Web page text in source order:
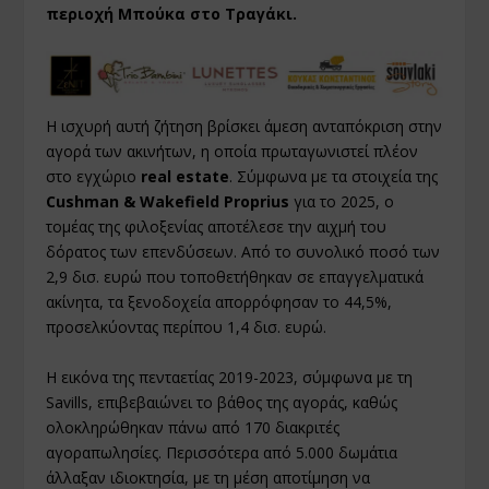
περιοχή Μπούκα στο Τραγάκι.
Η ισχυρή αυτή ζήτηση βρίσκει άμεση ανταπόκριση στην
αγορά των ακινήτων, η οποία πρωταγωνιστεί πλέον
στο εγχώριο real estate. Σύμφωνα με τα στοιχεία της
Cushman & Wakefield Proprius για το 2025, ο
τομέας της φιλοξενίας αποτέλεσε την αιχμή του
δόρατος των επενδύσεων. Από το συνολικό ποσό των
2,9 δισ. ευρώ που τοποθετήθηκαν σε επαγγελματικά
ακίνητα, τα ξενοδοχεία απορρόφησαν το 44,5%,
προσελκύοντας περίπου 1,4 δισ. ευρώ.
Η εικόνα της πενταετίας 2019-2023, σύμφωνα με τη
Savills, επιβεβαιώνει το βάθος της αγοράς, καθώς
ολοκληρώθηκαν πάνω από 170 διακριτές
αγοραπωλησίες. Περισσότερα από 5.000 δωμάτια
άλλαξαν ιδιοκτησία, με τη μέση αποτίμηση να